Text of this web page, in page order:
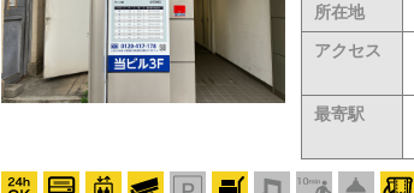
所在地
アクセス
最寄駅